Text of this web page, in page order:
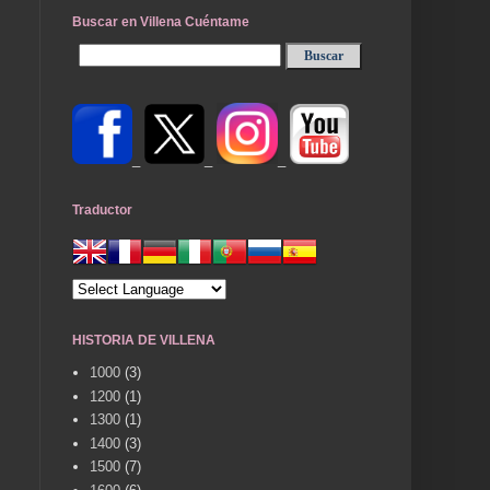
Buscar en Villena Cuéntame
Traductor
HISTORIA DE VILLENA
1000 (3)
1200 (1)
1300 (1)
1400 (3)
1500 (7)